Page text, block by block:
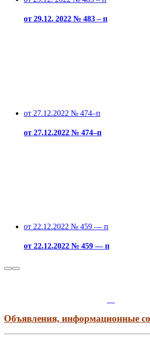
от 29.12. 2022 № 483 – п
от 27.12.2022 № 474–п
от 27.12.2022 № 474–п
от 22.12.2022 № 459 — п
от 22.12.2022 № 459 — п
Объявления, информационные